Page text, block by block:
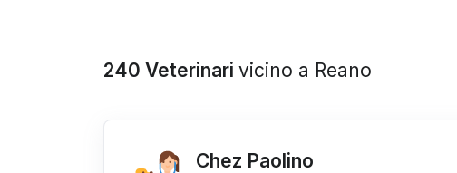
240 Veterinari vicino a Reano
Chez Paolino